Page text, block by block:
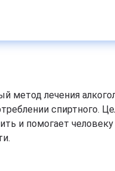
метод лечения
спиртного.
и помогает